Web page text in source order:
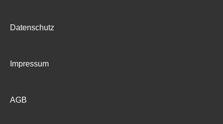
Datenschutz
Impressum
AGB